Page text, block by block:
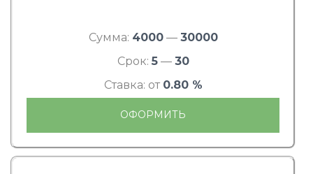
Сумма: 4000— 30000
Срок: 5— 30
Ставка: от 0.80 %
ОФОРМИТЬ